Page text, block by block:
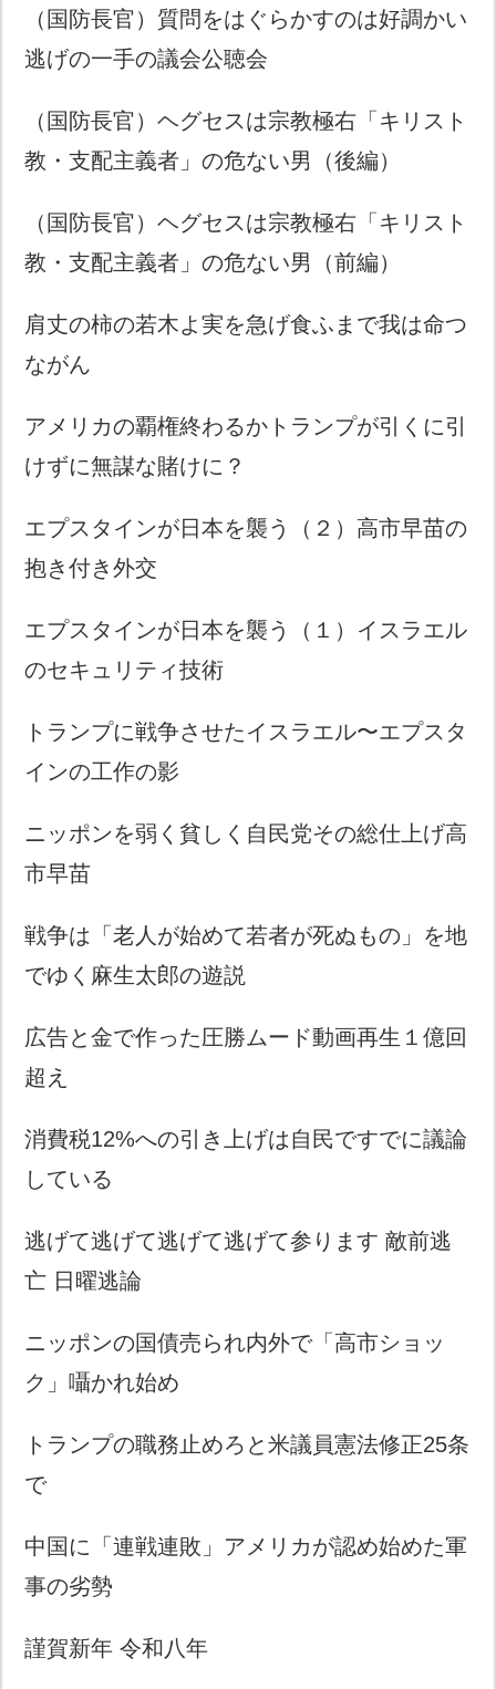
（国防長官）質問をはぐらかすのは好調かい
逃げの一手の議会公聴会
（国防長官）ヘグセスは宗教極右「キリスト
教・支配主義者」の危ない男（後編）
（国防長官）ヘグセスは宗教極右「キリスト
教・支配主義者」の危ない男（前編）
肩丈の柿の若木よ実を急げ食ふまで我は命つ
ながん
アメリカの覇権終わるかトランプが引くに引
けずに無謀な賭けに？
エプスタインが日本を襲う（２）高市早苗の
抱き付き外交
エプスタインが日本を襲う（１）イスラエル
のセキュリティ技術
トランプに戦争させたイスラエル〜エプスタ
インの工作の影
ニッポンを弱く貧しく自民党その総仕上げ高
市早苗
戦争は「老人が始めて若者が死ぬもの」を地
でゆく麻生太郎の遊説
広告と金で作った圧勝ムード動画再生１億回
超え
消費税12%への引き上げは自民ですでに議論
している
逃げて逃げて逃げて逃げて参ります 敵前逃
亡 日曜逃論
ニッポンの国債売られ内外で「高市ショッ
ク」囁かれ始め
トランプの職務止めろと米議員憲法修正25条
で
中国に「連戦連敗」アメリカが認め始めた軍
事の劣勢
謹賀新年 令和八年